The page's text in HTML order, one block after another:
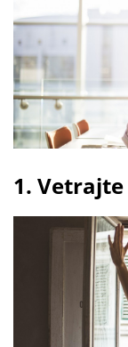
1.